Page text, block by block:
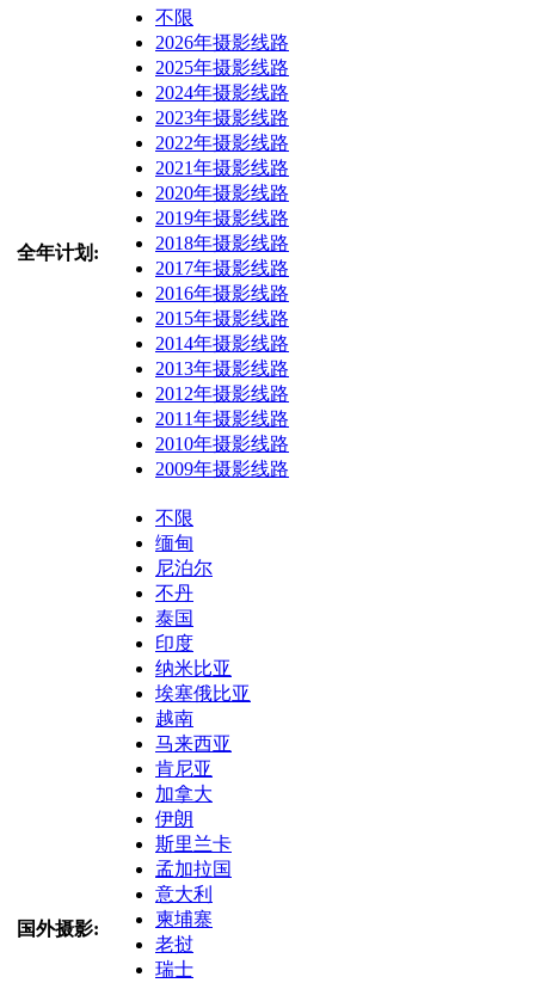
全年计划:
不限
2026年摄影线路
2025年摄影线路
2024年摄影线路
2023年摄影线路
2022年摄影线路
2021年摄影线路
2020年摄影线路
2019年摄影线路
2018年摄影线路
2017年摄影线路
2016年摄影线路
2015年摄影线路
2014年摄影线路
2013年摄影线路
2012年摄影线路
2011年摄影线路
2010年摄影线路
2009年摄影线路
国外摄影:
不限
缅甸
尼泊尔
不丹
泰国
印度
纳米比亚
埃塞俄比亚
越南
马来西亚
肯尼亚
加拿大
伊朗
斯里兰卡
孟加拉国
意大利
柬埔寨
老挝
瑞士